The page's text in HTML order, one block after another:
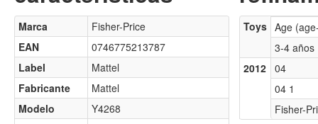
Marca
Fisher-Price
EAN
0746775213787
Label
Mattel
Fabricante
Mattel
Modelo
Y4268
Toys Age
3-4 años
2012
04
04 1
Fisher-